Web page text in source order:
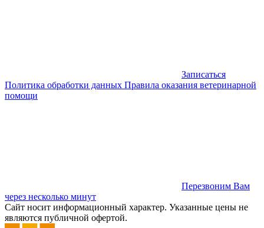
Записаться
Политика обработки данных Правила оказания ветеринарной
помощи
Перезвоним Вам
через несколько минут
Сайт носит информационный характер. Указанные цены не
являются публичной офертой.